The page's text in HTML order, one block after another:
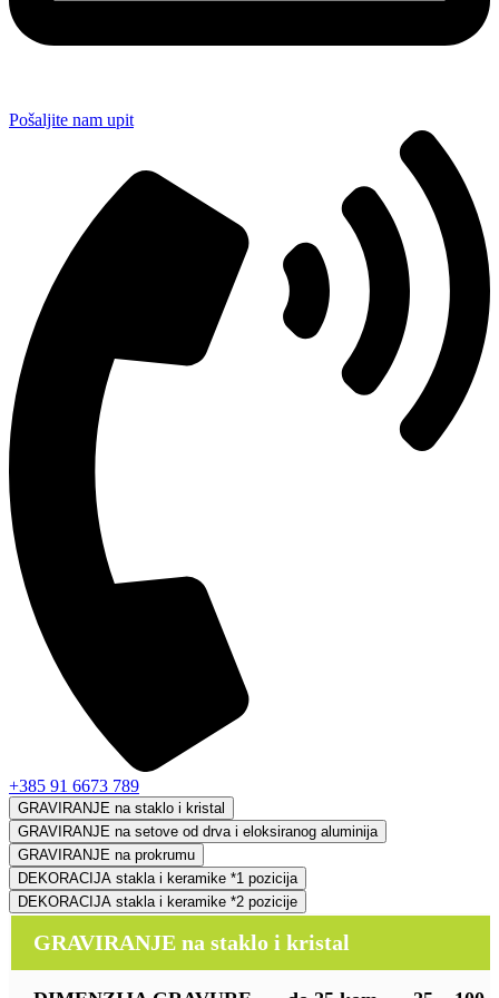
Pošaljite nam upit
+385 91 6673 789
GRAVIRANJE na staklo i kristal
GRAVIRANJE na setove od drva i eloksiranog aluminija
GRAVIRANJE na prokrumu
DEKORACIJA stakla i keramike *1 pozicija
DEKORACIJA stakla i keramike *2 pozicije
GRAVIRANJE na staklo i kristal